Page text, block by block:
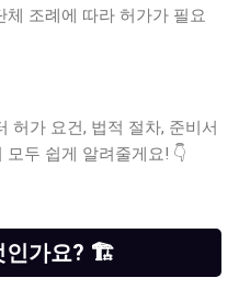
체 조례에 따라 허가가 필요
허가 요건, 법적 절차, 준비서
두 쉽게 알려줄게요! 👇
인가요? 🏗️